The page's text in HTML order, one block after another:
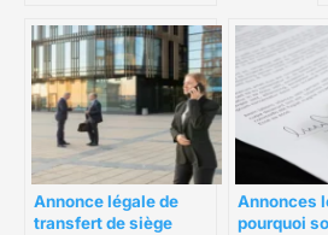
Annonce légale de
transfert de siège
Annonces
pourquoi